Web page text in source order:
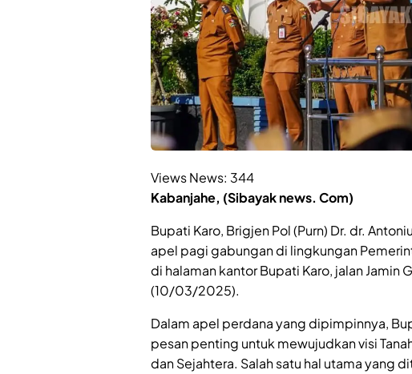
Views News: 344
Kabanjahe, (Sibayak news. Com)
Bupati Karo, Brigjen Pol (Purn) Dr. dr.
apel pagi gabungan di lingkungan
di halaman kantor Bupati Karo, jalan Jamin
(10/03/2025).
Dalam apel perdana yang dipimpinnya,
pesan penting untuk mewujudkan visi
dan Sejahtera. Salah satu hal utama yang